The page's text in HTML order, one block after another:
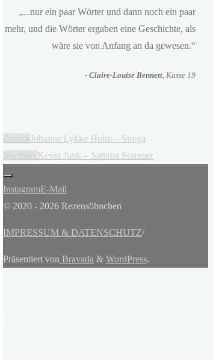
„...nur ein paar Wörter und dann noch ein paar
mehr, und die Wörter ergaben eine Geschichte, als
wäre sie von Anfang an da gewesen.“
- Claire-Louise Bennett, Kasse 19
ZurückJohanne Lykke Holm – Strega
NächsterKevin Junk – Saturns Sommer
InstagramE-Mail
© 2020 - 2026 Rezensöhnchen
IMPRESSUM & DATENSCHUTZ/
Präsentiert von Bravada & WordPress.